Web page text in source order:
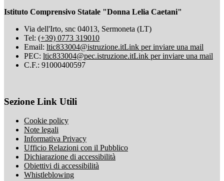
Istituto Comprensivo Statale "Donna Lelia Caetani"
Via dell'Irto, snc 04013, Sermoneta (LT)
Tel: (+39) 0773 319010
Email: ltic833004@istruzione.itLink per inviare una mail
PEC: ltic833004@pec.istruzione.itLink per inviare una mail
C.F.: 91000400597
Sezione Link Utili
Cookie policy
Note legali
Informativa Privacy
Ufficio Relazioni con il Pubblico
Dichiarazione di accessibilità
Obiettivi di accessibilità
Whistleblowing